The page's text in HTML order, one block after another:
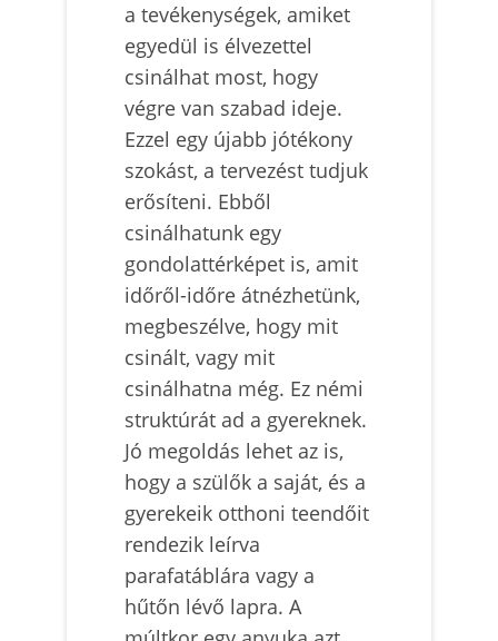
a tevékenységek, amiket
egyedül is élvezettel
csinálhat most, hogy
végre van szabad ideje.
Ezzel egy újabb jótékony
szokást, a tervezést tudjuk
erősíteni. Ebből
csinálhatunk egy
gondolattérképet is, amit
időről-időre átnézhetünk,
megbeszélve, hogy mit
csinált, vagy mit
csinálhatna még. Ez némi
struktúrát ad a gyereknek.
Jó megoldás lehet az is,
hogy a szülők a saját, és a
gyerekeik otthoni teendőit
rendezik leírva
parafatáblára vagy a
hűtőn lévő lapra. A